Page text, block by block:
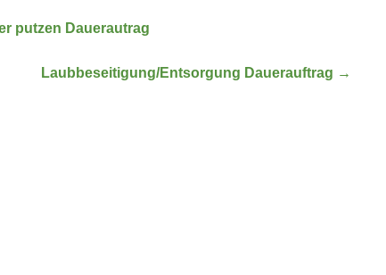
putzen Dauerautrag
Laubbeseitigung/Entsorgung Dauerauftrag →